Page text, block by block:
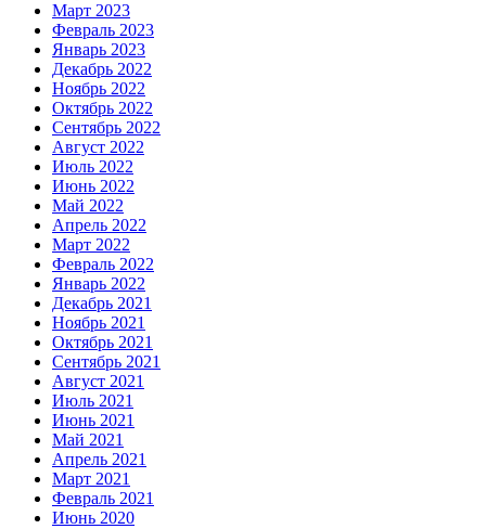
Март 2023
Февраль 2023
Январь 2023
Декабрь 2022
Ноябрь 2022
Октябрь 2022
Сентябрь 2022
Август 2022
Июль 2022
Июнь 2022
Май 2022
Апрель 2022
Март 2022
Февраль 2022
Январь 2022
Декабрь 2021
Ноябрь 2021
Октябрь 2021
Сентябрь 2021
Август 2021
Июль 2021
Июнь 2021
Май 2021
Апрель 2021
Март 2021
Февраль 2021
Июнь 2020